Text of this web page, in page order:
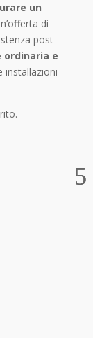
un
di
post-
ordinaria e
installazioni